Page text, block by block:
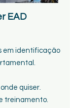
EAD
em identificação
quiser.
treinamento.